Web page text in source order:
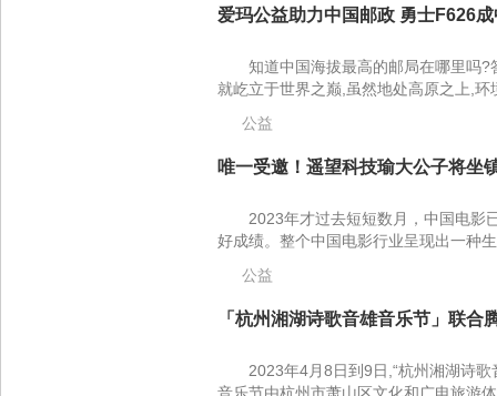
爱玛公益助力中国邮政 勇士F626
知道中国海拔最高的邮局在哪里吗
就屹立于世界之巅,虽然地处高原之上,环
公益
唯一受邀！遥望科技瑜大公子将坐
2023年才过去短短数月，中国电影
好成绩。整个中国电影行业呈现出一种
公益
「杭州湘湖诗歌音雄音乐节」联合
2023年4月8日到9日,“杭州湘湖诗